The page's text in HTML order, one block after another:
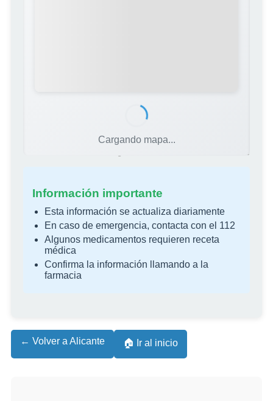
Cargando mapa...
Fuente: Colegio Oficial de Farmacéuticos de Alicante
Información importante
Esta información se actualiza diariamente
En caso de emergencia, contacta con el 112
Algunos medicamentos requieren receta
médica
Confirma la información llamando a la
farmacia
← Volver a Alicante 🏠 Ir al inicio